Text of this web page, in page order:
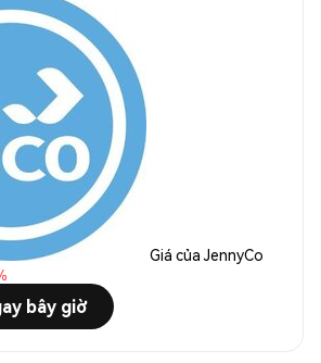
Giá của JennyCo
bây giờ